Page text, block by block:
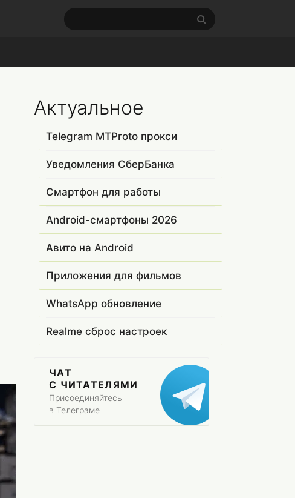
Актуальное
Telegram MTProto прокси
Уведомления СберБанка
Смартфон для работы
Android-смартфоны 2026
Авито на Android
Приложения для фильмов
WhatsApp обновление
Realme сброс настроек
ЧАТ
С ЧИТАТЕЛЯМИ
Присоединяйтесь
в Телеграме